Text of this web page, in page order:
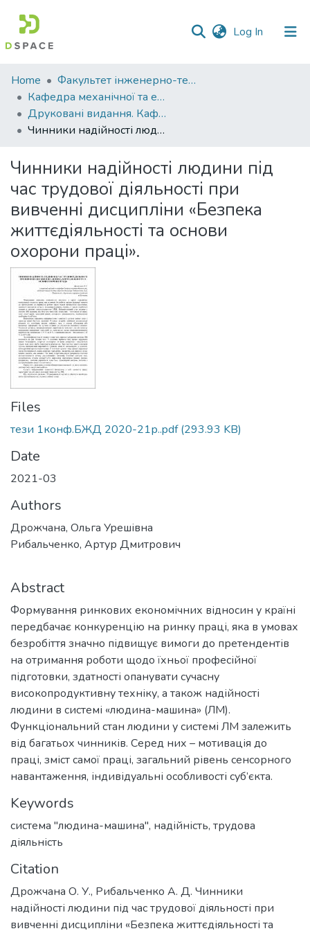
Log In (current)
Communities
&
Collections
Statistics
Home
Факультет інженерно-технологічний
Кафедра механічної та електричної інженерії
Друковані видання. Кафедра механічної та електричної інженерії
Чинники надійності людини під час трудової діяльності при вивченні дисципліни «Безпека життєдіяльності та основи охорони праці».
Чинники надійності людини під
час трудової діяльності при
вивченні дисципліни «Безпека
життєдіяльності та основи
охорони праці».
Files
тези 1конф.БЖД 2020-21р..pdf(293.93 KB)
Date
2021-03
Authors
Дрожчана, Ольга Урешівна
Рибальченко, Артур Дмитрович
Abstract
Формування ринкових економічних відносин у країні
передбачає конкуренцію на ринку праці, яка в умовах
безробіття значно підвищує вимоги до претендентів
на отримання роботи щодо їхньої професійної
підготовки, здатності опанувати сучасну
високопродуктивну техніку, а також надійності
людини в системі «людина-машина» (ЛМ).
Функціональний стан людини у системі ЛМ залежить
від багатьох чинників. Серед них – мотивація до
праці, зміст самої праці, загальний рівень сенсорного
навантаження, індивідуальні особливості суб’єкта.
Keywords
система "людина-машина", надійність, трудова
діяльність
Citation
Дрожчана О. У., Рибальченко А. Д. Чинники
надійності людини під час трудової діяльності при
вивченні дисципліни «Безпека життєдіяльності та